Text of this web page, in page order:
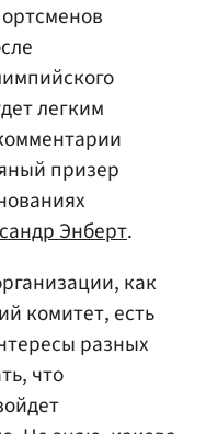
легким
призер
Энберт.
как
комитет, есть
разных
что